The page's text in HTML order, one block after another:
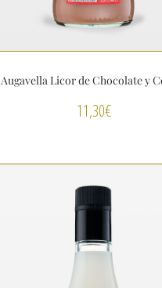
Augavella Licor de Chocolate y
11,30€